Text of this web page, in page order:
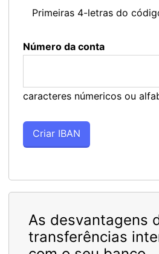
Primeiras 4-letras do
Número da conta
caracteres númericos ou
As desvantagens
transferências